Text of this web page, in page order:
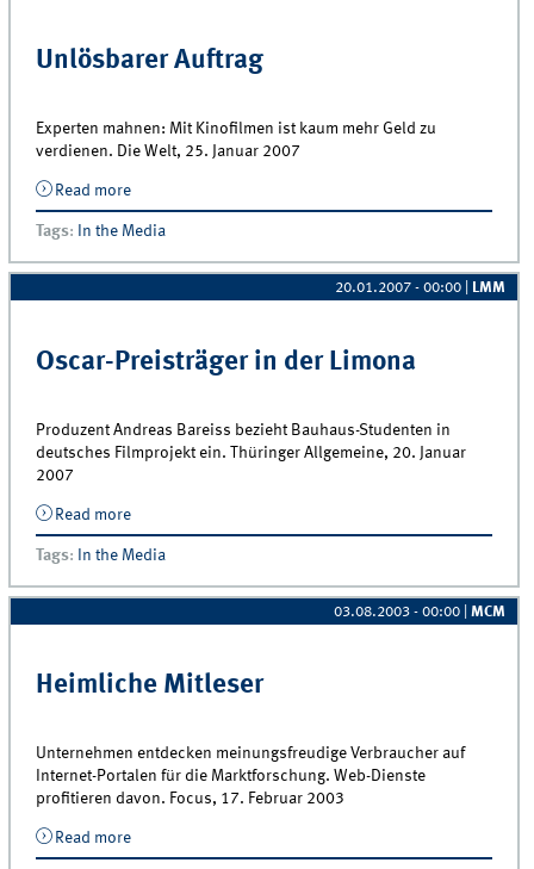
Unlösbarer Auftrag
Experten mahnen: Mit Kinofilmen ist kaum mehr Geld zu
verdienen. Die Welt, 25. Januar 2007
Read moreabout Unlösbarer Auftrag
Tags: In the Media
20.01.2007 - 00:00 LMM
Oscar-Preisträger in der Limona
Produzent Andreas Bareiss bezieht Bauhaus-Studenten in
deutsches Filmprojekt ein. Thüringer Allgemeine, 20. Januar
2007
Read moreabout Oscar-Preisträger in der Limona
Tags: In the Media
03.08.2003 - 00:00 |MCM
Heimliche Mitleser
Unternehmen entdecken meinungsfreudige Verbraucher auf
Internet-Portalen für die Marktforschung. Web-Dienste
profitieren davon. Focus, 17. Februar 2003
Read moreabout Heimliche Mitleser